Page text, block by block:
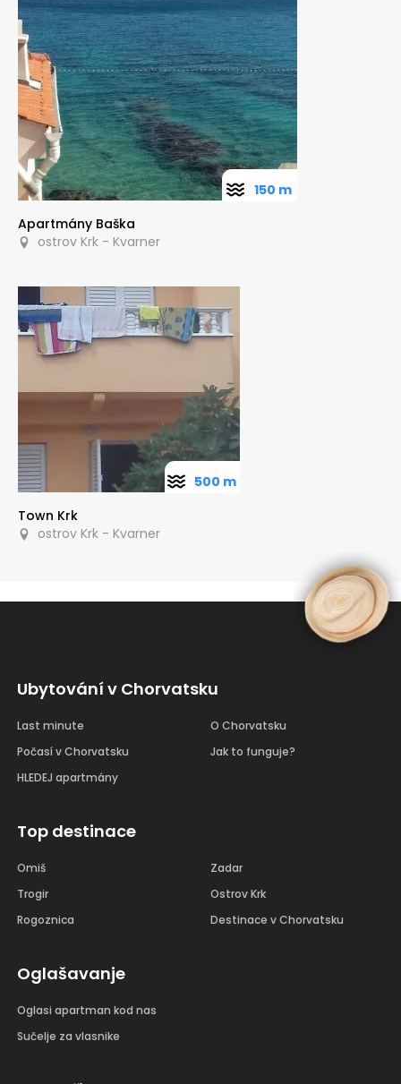
Apartmány Baška
ostrov Krk - Kvarner
150 m
Town Krk
ostrov Krk - Kvarner
500 m
Ubytování v Chorvatsku
Last minute
Počasí v Chorvatsku
HLEDEJ apartmány
O Chorvatsku
Jak to funguje?
Top destinace
Omiš
Trogir
Rogoznica
Zadar
Ostrov Krk
Destinace v Chorvatsku
Oglašavanje
Oglasi apartman kod nas
Sučelje za vlasnike